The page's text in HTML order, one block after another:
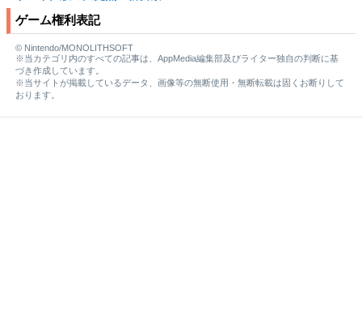
ゲーム権利表記
© Nintendo/MONOLITHSOFT
※当カテゴリ内のすべての記事は、AppMedia編集部及びライター独自の判断に基
づき作成しています。
※当サイトが掲載しているデータ、画像等の無断使用・無断転載は固くお断りして
おります。